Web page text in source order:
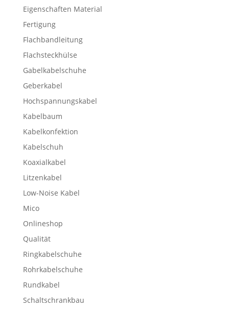
Eigenschaften Material
Fertigung
Flachbandleitung
Flachsteckhülse
Gabelkabelschuhe
Geberkabel
Hochspannungskabel
Kabelbaum
Kabelkonfektion
Kabelschuh
Koaxialkabel
Litzenkabel
Low-Noise Kabel
Mico
Onlineshop
Qualität
Ringkabelschuhe
Rohrkabelschuhe
Rundkabel
Schaltschrankbau